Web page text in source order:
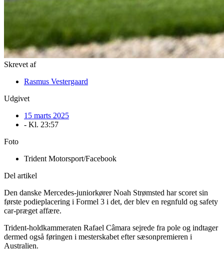
Skrevet af
Rasmus Vestergaard
Udgivet
15 marts 2025
- Kl. 23:57
Foto
Trident Motorsport/Facebook
Del artikel
Den danske Mercedes-juniorkører Noah Strømsted har scoret sin
første podieplacering i Formel 3 i det, der blev en regnfuld og safety
car-præget affære.
Trident-holdkammeraten Rafael Câmara sejrede fra pole og indtager
dermed også føringen i mesterskabet efter sæsonpremieren i
Australien.